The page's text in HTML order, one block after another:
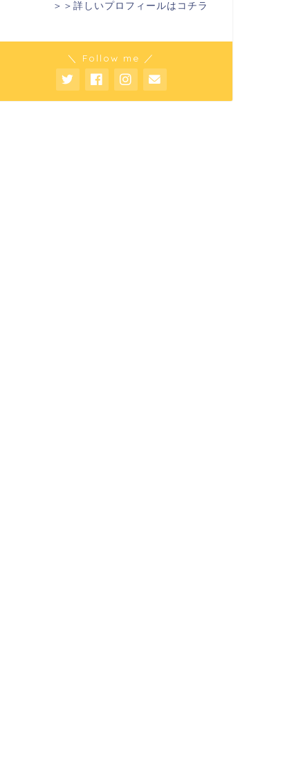
＞＞詳しいプロフィールはコチラ
＼ Follow me ／